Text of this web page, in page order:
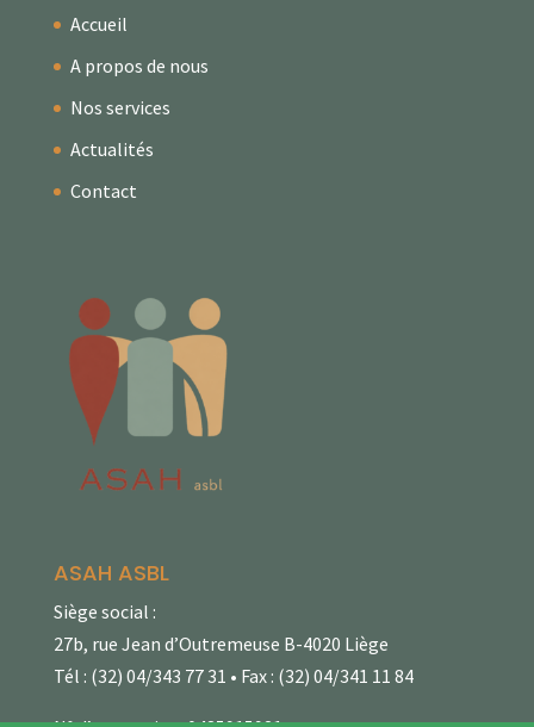
Accueil
A propos de nous
Nos services
Actualités
Contact
ASAH ASBL
Siège social :
27b, rue Jean d’Outremeuse B-4020 Liège
Tél : (32) 04/343 77 31 • Fax : (32) 04/341 11 84